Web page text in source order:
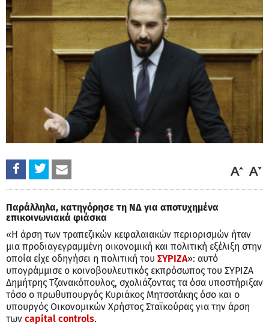
Παράλληλα, κατηγόρησε τη ΝΔ για αποτυχημένα
επικοινωνιακά φιάσκα
«Η άρση των τραπεζικών κεφαλαιακών περιορισμών ήταν
μια προδιαγεγραμμένη οικονομική και πολιτική εξέλιξη στην
οποία είχε οδηγήσει η πολιτική του ΣΥΡΙΖΑ»: αυτό
υπογράμμισε ο κοινοβουλευτικός εκπρόσωπος του ΣΥΡΙΖΑ
Δημήτρης Τζανακόπουλος, σχολιάζοντας τα όσα υποστήριξαν
τόσο ο πρωθυπουργός Κυριάκος Μητσοτάκης όσο και ο
υπουργός Οικονομικών Χρήστος Σταϊκούρας για την άρση
των capital controls.